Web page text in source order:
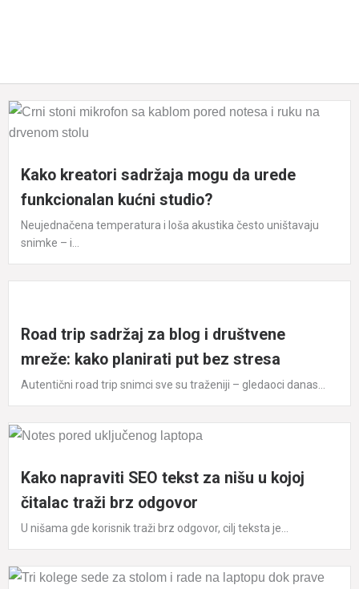
Kako kreatori sadržaja mogu da urede
funkcionalan kućni studio?
Neujednačena temperatura i loša akustika često uništavaju
snimke – i...
Road trip sadržaj za blog i društvene
mreže: kako planirati put bez stresa
Autentični road trip snimci sve su traženiji – gledaoci danas...
Kako napraviti SEO tekst za nišu u kojoj
čitalac traži brz odgovor
U nišama gde korisnik traži brz odgovor, cilj teksta je...